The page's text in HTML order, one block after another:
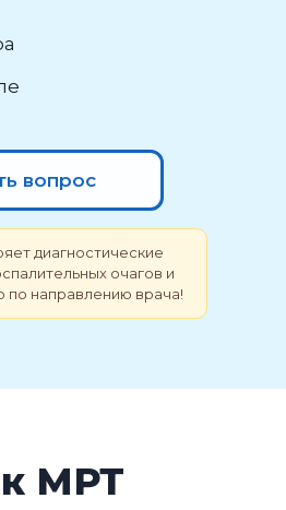
вопрос
диагностические
очагов и
по направлению врача!
к МРТ